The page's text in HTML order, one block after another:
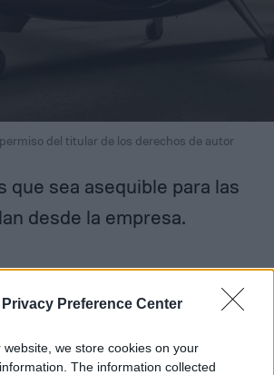
Privacy Preference Center
we store cookies on your
The information collected
del titular de los derechos de autor
que sea asequible para las
desde la empresa.
Former Digital Trends Contributor